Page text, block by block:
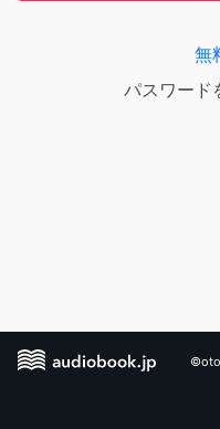
無
パスワード